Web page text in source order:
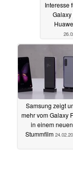
Interesse
Galaxy
Samsung zeigt
mehr vom Galaxy
in einem neuen
Stummfilm